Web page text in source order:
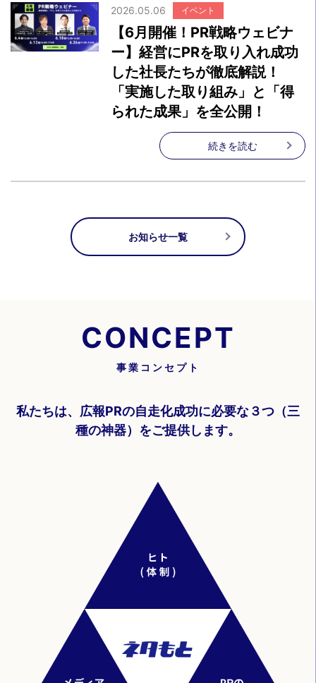
2026.05.06 イベント
【6月開催！PR戦略ウェビナ
ー】経営にPRを取り入れ成功
した社長たちが徹底解説！
「実施した取り組み」と「得
られた成果」を全公開！
続きを読む
お知らせ一覧
CONCEPT
事業コンセプト
私たちは、広報PRの自走化成功に必要な３つ（三
種の神器）をご提供します。